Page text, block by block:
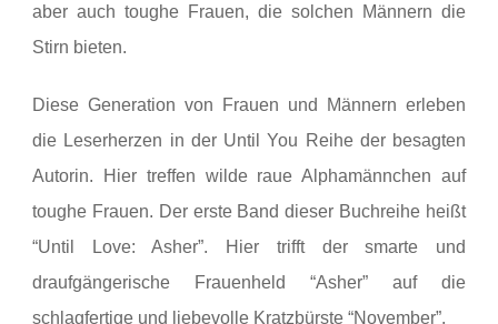
aber auch toughe Frauen, die solchen Männern die
Stirn bieten.
Diese Generation von Frauen und Männern erleben
die Leserherzen in der Until You Reihe der besagten
Autorin. Hier treffen wilde raue Alphamännchen auf
toughe Frauen. Der erste Band dieser Buchreihe heißt
“Until Love: Asher”. Hier trifft der smarte und
draufgängerische Frauenheld “Asher” auf die
schlagfertige und liebevolle Kratzbürste “November”.